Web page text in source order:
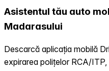
Asistentul tău auto
Madarasului
Descarcă aplicația mobilă
expirarea polițelor RCA/